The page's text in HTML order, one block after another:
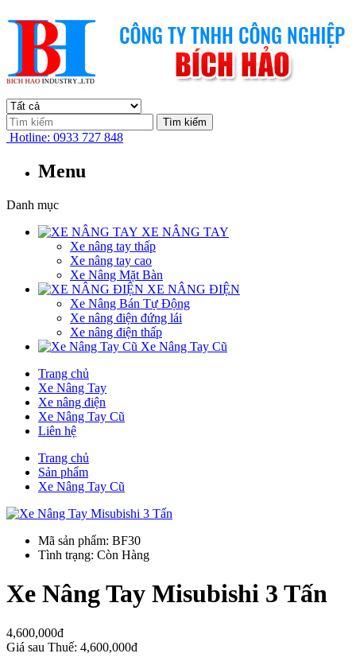
Tìm kiếm
Hotline: 0933 727 848
Menu
Danh mục
XE NÂNG TAY
Xe nâng tay thấp
Xe nâng tay cao
Xe Nâng Mặt Bàn
XE NÂNG ĐIỆN
Xe Nâng Bán Tự Động
Xe nâng điện đứng lái
Xe nâng điện thấp
Xe Nâng Tay Cũ
Trang chủ
Xe Nâng Tay
Xe nâng điện
Xe Nâng Tay Cũ
Liên hệ
Trang chủ
Sản phẩm
Xe Nâng Tay Cũ
Mã sản phẩm: BF30
Tình trạng: Còn Hàng
Xe Nâng Tay Misubishi 3 Tấn
4,600,000đ
Giá sau Thuế: 4,600,000đ